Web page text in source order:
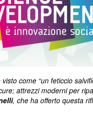
come “un feticcio
attrezzi moderni per
, che ha offerto questa